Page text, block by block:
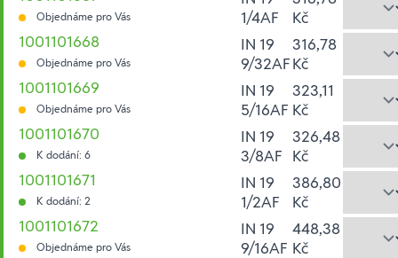
Objednáme pro Vás
1/4AF
Kč
1001101668
Objednáme pro Vás
IN 19
9/32AF
316,78
Kč
1001101669
Objednáme pro Vás
IN 19
5/16AF
323,11
Kč
1001101670
K dodání: 6
IN 19
3/8AF
326,48
Kč
1001101671
K dodání: 2
IN 19
1/2AF
386,80
Kč
1001101672
Objednáme pro Vás
IN 19
9/16AF
448,38
Kč